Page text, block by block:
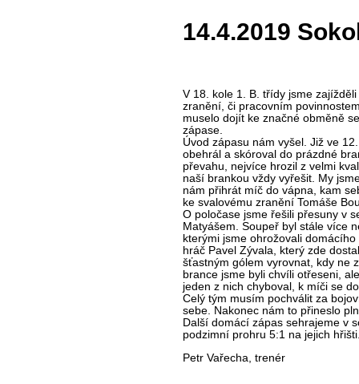
14.4.2019
V 18. kole 1. B. třídy jsme
zranění, či pracovním
muselo dojít ke značné obměně
zápase.
Úvod zápasu nám vyšel. Již ve
obehrál a skóroval do prázdné
převahu, nejvíce hrozil z velmi
naší brankou vždy vyřešit. My
nám přihrát míč do vápna, kam
ke svalovému zranění Tomáše
O poločase jsme řešili přesuny v
Matyášem. Soupeř byl stále více
kterými jsme ohrožovali
hráč Pavel Zývala, který zde
šťastným gólem vyrovnat, kdy ne
brance jsme byli chvíli otřeseni,
jeden z nich chyboval, k míči se
Celý tým musím pochválit za
sebe. Nakonec nám to přineslo
Další domácí zápas sehrajeme v
podzimní prohru 5:1 na jejich
Petr Vařecha, trenér